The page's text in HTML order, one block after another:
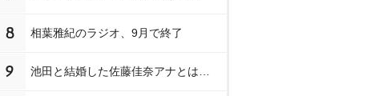
8 相葉雅紀のラジオ、9月で終了
9 池田と結婚した佐藤佳奈アナとは…